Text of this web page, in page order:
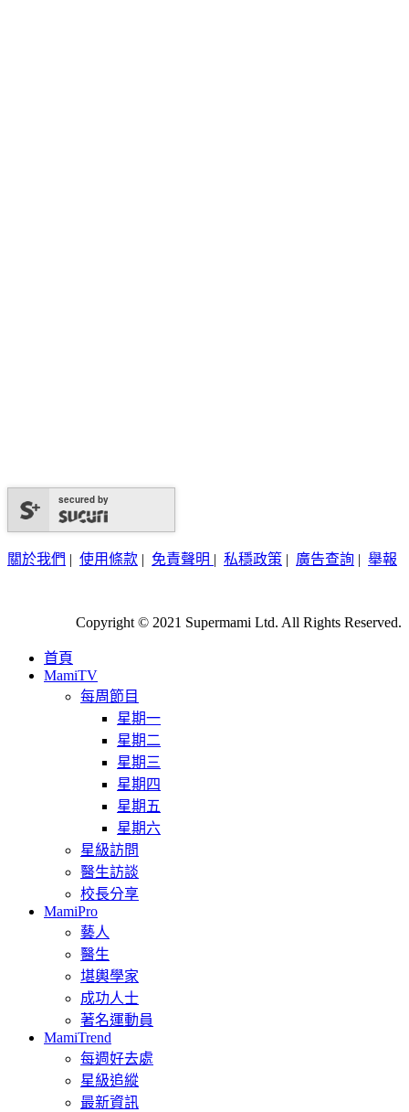
secured by
關於我們 | 使用條款 | 免責聲明 | 私穩政策 | 廣告查詢 | 舉報
Copyright © 2021 Supermami Ltd. All Rights Reserved.
首頁
MamiTV
每周節目
星期一
星期二
星期三
星期四
星期五
星期六
星級訪問
醫生訪談
校長分享
MamiPro
藝人
醫生
堪輿學家
成功人士
著名運動員
MamiTrend
每週好去處
星級追縱
最新資訊